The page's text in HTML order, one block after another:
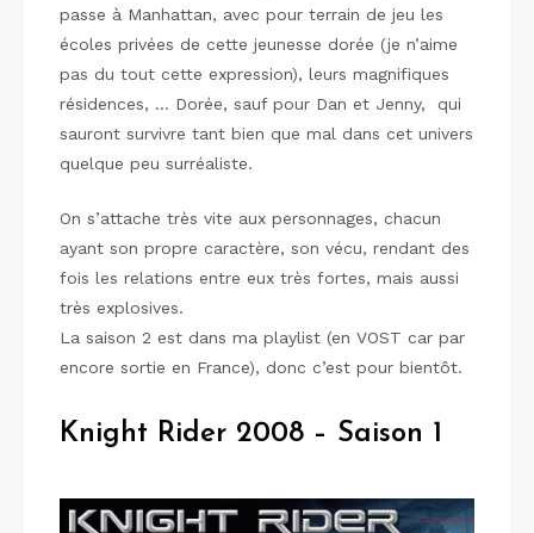
passe à Manhattan, avec pour terrain de jeu les
écoles privées de cette jeunesse dorée (je n’aime
pas du tout cette expression), leurs magnifiques
résidences, … Dorée, sauf pour Dan et Jenny, qui
sauront survivre tant bien que mal dans cet univers
quelque peu surréaliste.
On s’attache très vite aux personnages, chacun
ayant son propre caractère, son vécu, rendant des
fois les relations entre eux très fortes, mais aussi
très explosives.
La saison 2 est dans ma playlist (en VOST car par
encore sortie en France), donc c’est pour bientôt.
Knight Rider 2008 – Saison 1